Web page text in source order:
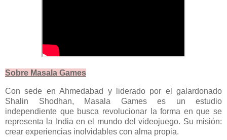
Sobre Masala Games
Con sede en Ahmedabad y liderado por el galardonado
Shalin Shodhan, Masala Games es un estudio
independiente que busca revolucionar la forma en que se
representa la India en el mundo del videojuego. Su misión:
crear experiencias inolvidables con alma propia.